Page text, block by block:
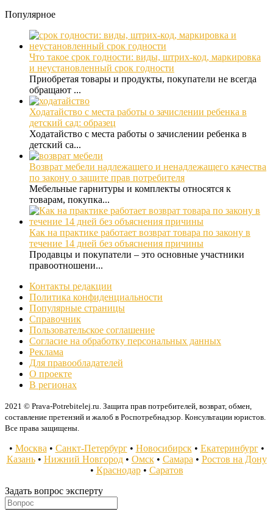
Популярное
Что такое срок годности: виды, штрих-код, маркировка
и неустановленный срок годности
Приобретая товары и продукты, покупатели не всегда
обращают ...
Ходатайство с места работы о зачислении ребенка в
детский сад: образец
Ходатайство с места работы о зачислении ребенка в
детский са...
Возврат мебели надлежащего и ненадлежащего качества
по закону о защите прав потребителя
Мебельные гарнитуры и комплекты относятся к
товарам, покупка...
Как на практике работает возврат товара по закону в
течение 14 дней без объяснения причины
Продавцы и покупатели – это основные участники
правоотношени...
Контакты редакции
Политика конфиденциальности
Популярные страницы
Справочник
Пользовательское соглашение
Согласие на обработку персональных данных
Реклама
Для правообладателей
О проекте
В регионах
2021 © Prava-Potrebitelej.ru. Защита прав потребителей, возврат, обмен,
составление претензий и жалоб в Роспотребнадзор. Консультации юристов.
Все права защищены.
• Москва • Санкт-Петербург• Новосибирск• Екатеринбург•
Казань• Нижний Новгород• Омск• Самара • Ростов на Дону
• Краснодар• Саратов
Задать вопрос эксперту